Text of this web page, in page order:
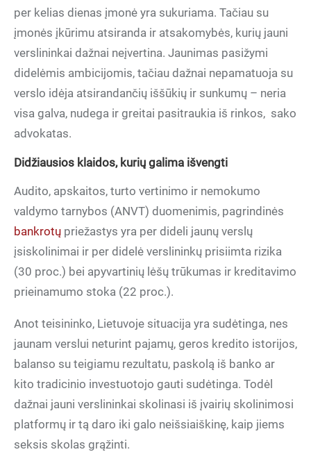
per kelias dienas įmonė yra sukuriama. Tačiau su
įmonės įkūrimu atsiranda ir atsakomybės, kurių jauni
verslininkai dažnai neįvertina. Jaunimas pasižymi
didelėmis ambicijomis, tačiau dažnai nepamatuoja su
verslo idėja atsirandančių iššūkių ir sunkumų – neria
visa galva, nudega ir greitai pasitraukia iš rinkos, sako
advokatas.
Didžiausios klaidos, kurių galima išvengti
Audito, apskaitos, turto vertinimo ir nemokumo
valdymo tarnybos (ANVT) duomenimis, pagrindinės
bankrotų priežastys yra per dideli jaunų verslų
įsiskolinimai ir per didelė verslininkų prisiimta rizika
(30 proc.) bei apyvartinių lėšų trūkumas ir kreditavimo
prieinamumo stoka (22 proc.).
Anot teisininko, Lietuvoje situacija yra sudėtinga, nes
jaunam verslui neturint pajamų, geros kredito istorijos,
balanso su teigiamu rezultatu, paskolą iš banko ar
kito tradicinio investuotojo gauti sudėtinga. Todėl
dažnai jauni verslininkai skolinasi iš įvairių skolinimosi
platformų ir tą daro iki galo neišsiaiškinę, kaip jiems
seksis skolas grąžinti.